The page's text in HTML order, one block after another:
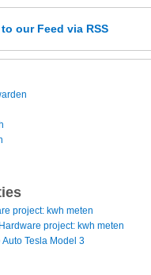
to our Feed via RSS
project: kwh meten
Hardware project: kwh meten
Auto Tesla Model 3